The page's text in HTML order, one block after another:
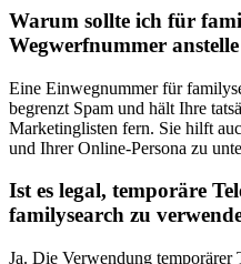
Warum sollte ich für
Wegwerfnummer
Eine Einwegnummer für
begrenzt Spam und hält Ihre
Marketinglisten fern. Sie hilft
und Ihrer Online-Persona zu
Ist es legal, temporäre
familysearch zu
Ja. Die Verwendung temporärer